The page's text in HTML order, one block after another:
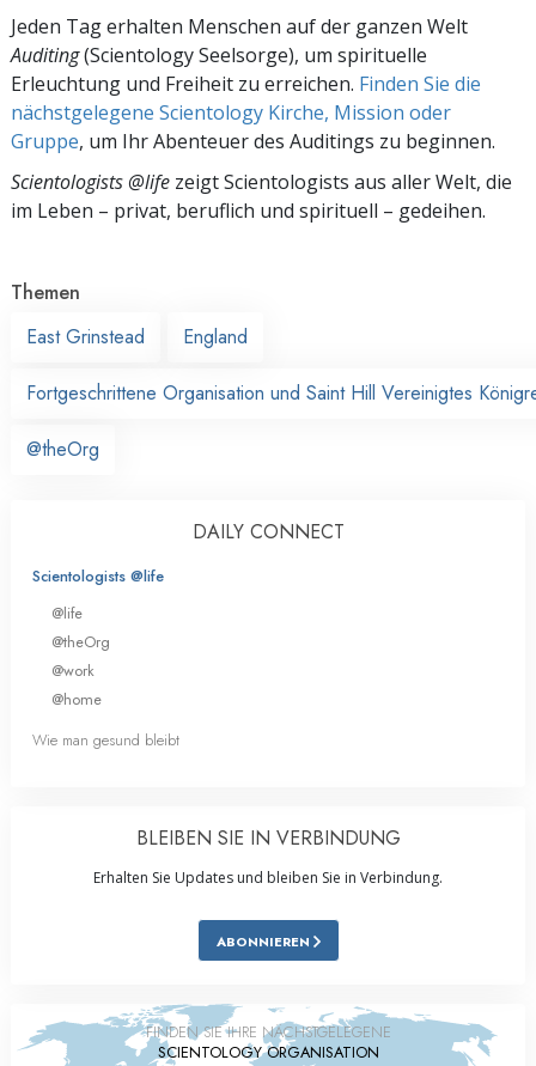
Jeden Tag erhalten Menschen auf der ganzen Welt
Auditing(Scientology Seelsorge), um spirituelle
Erleuchtung und Freiheit zu erreichen. Finden Sie die
nächstgelegene Scientology Kirche, Mission oder
Gruppe, um Ihr Abenteuer des Auditings zu beginnen.
Scientologists @life zeigt Scientologists aus aller Welt, die
im Leben – privat, beruflich und spirituell – gedeihen.
Themen
East Grinstead
England
Fortgeschrittene Organisation und Saint Hill Vereinigtes
@theOrg
DAILY CONNECT
Scientologists @life
@life
@theOrg
@work
@home
Wie man gesund bleibt
BLEIBEN SIE IN VERBINDUNG
Erhalten Sie Updates und bleiben Sie in Verbindung.
ABONNIEREN
FINDEN SIE IHRE NÄCHSTGELEGENE
SCIENTOLOGY ORGANISATION